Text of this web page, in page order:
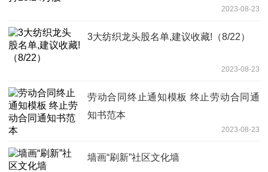
2023-08-23
3大纺织龙头股名单,建议收藏!（8/22）
2023-08-23
劳动合同终止通知模板 终止劳动合同通
知书范本
2023-08-23
墙画“刷新”社区文化墙